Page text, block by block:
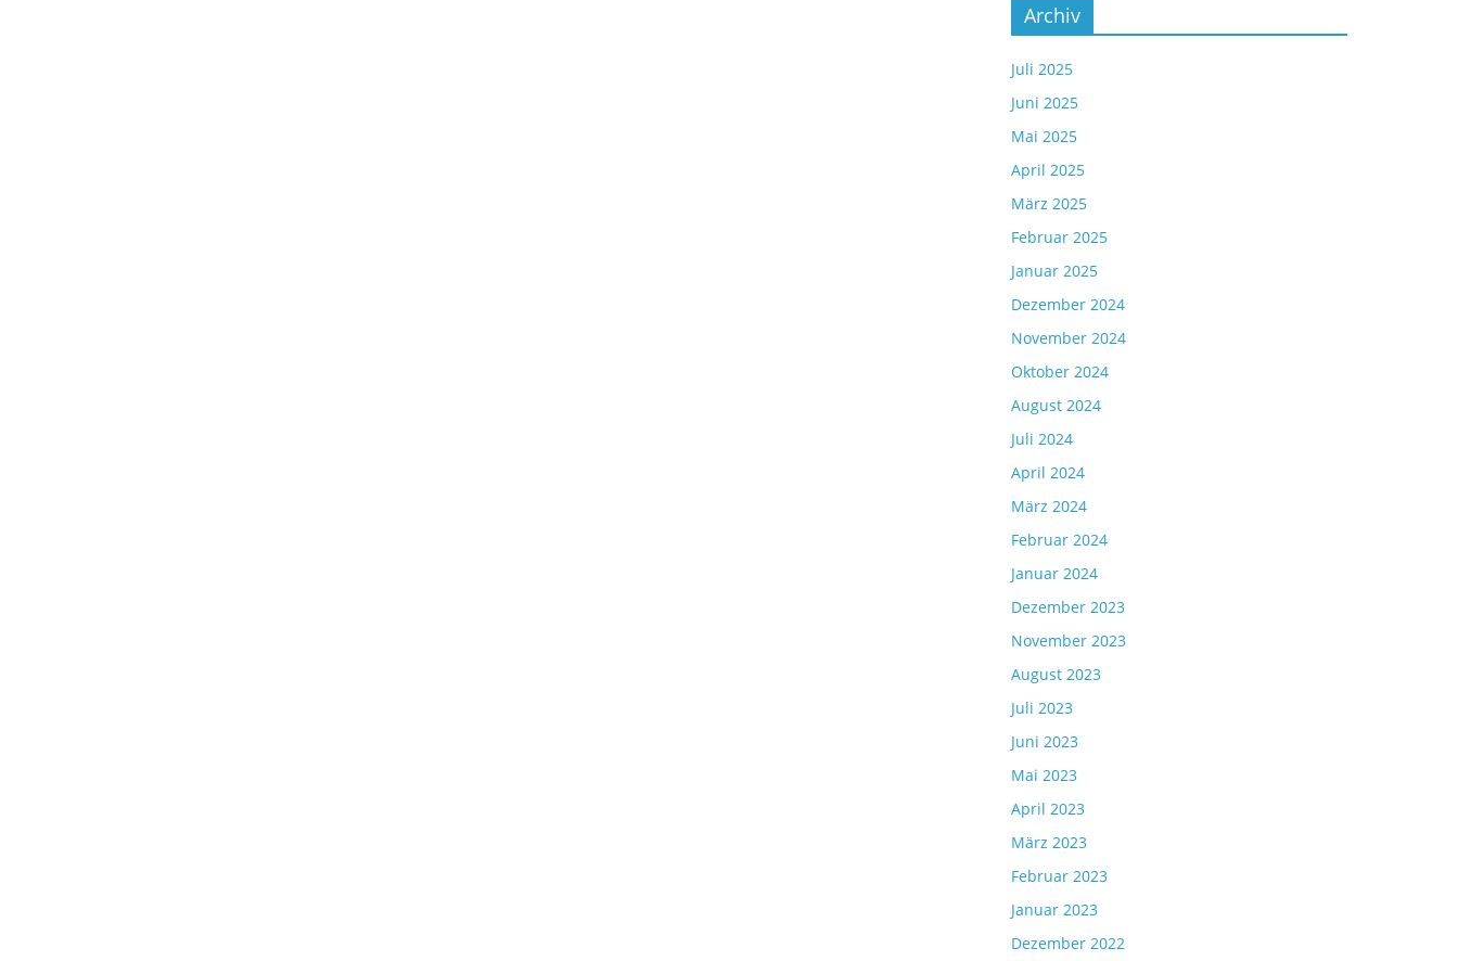
Archiv
Juli 2025
Juni 2025
Mai 2025
April 2025
März 2025
Februar 2025
Januar 2025
Dezember 2024
November 2024
Oktober 2024
August 2024
Juli 2024
April 2024
März 2024
Februar 2024
Januar 2024
Dezember 2023
November 2023
August 2023
Juli 2023
Juni 2023
Mai 2023
April 2023
März 2023
Februar 2023
Januar 2023
Dezember 2022